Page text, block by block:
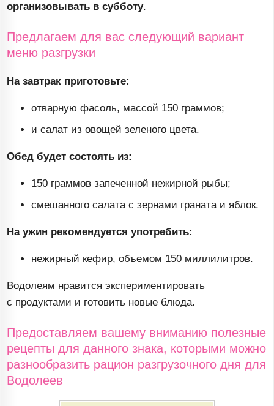
организовывать в субботу.
Предлагаем для вас следующий вариант
меню разгрузки
На завтрак приготовьте:
отварную фасоль, массой 150 граммов;
и салат из овощей зеленого цвета.
Обед будет состоять из:
150 граммов запеченной нежирной рыбы;
смешанного салата с зернами граната и яблок.
На ужин рекомендуется употребить:
нежирный кефир, объемом 150 миллилитров.
Водолеям нравится экспериментировать
с продуктами и готовить новые блюда.
Предоставляем вашему вниманию полезные
рецепты для данного знака, которыми можно
разнообразить рацион разгрузочного дня для
Водолеев